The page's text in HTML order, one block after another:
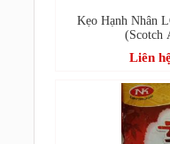
Kẹo Hạnh Nhân
(Scotch
Liên